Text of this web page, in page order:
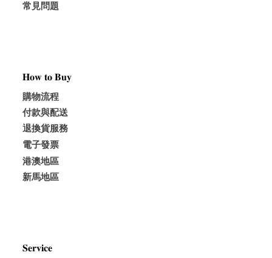
常見問題
𝐇𝐨𝐰 𝐭𝐨 𝐁𝐮𝐲
購物流程
付款與配送
退換貨服務
電子發票
港澳地區
新馬地區
𝐒𝐞𝐫𝐯𝐢𝐜𝐞